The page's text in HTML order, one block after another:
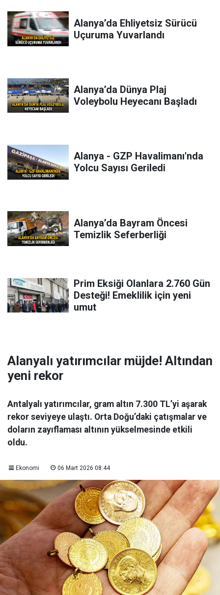
Alanya’da Ehliyetsiz Sürücü
Uçuruma Yuvarlandı
Alanya’da Dünya Plaj
Voleybolu Heyecanı Başladı
Alanya - GZP Havalimanı'nda
Yolcu Sayısı Geriledi
Alanya’da Bayram Öncesi
Temizlik Seferberliği
Prim Eksiği Olanlara 2.760 Gün
Desteği! Emeklilik için yeni
umut
Alanyalı yatırımcılar müjde! Altından
yeni rekor
Antalyalı yatırımcılar, gram altın 7.300 TL’yi aşarak
rekor seviyeye ulaştı. Orta Doğu’daki çatışmalar ve
doların zayıflaması altının yükselmesinde etkili
oldu.
Ekonomi 06 Mart 2026 08:44